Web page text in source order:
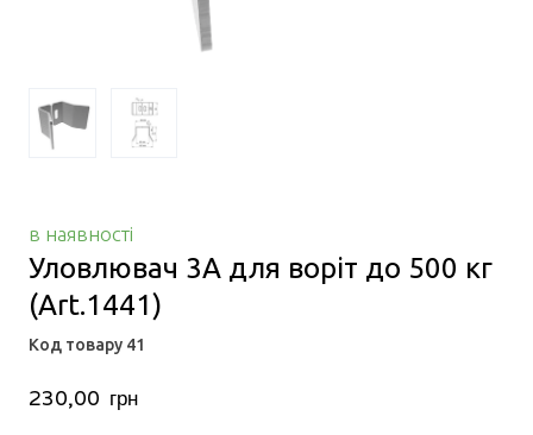
в наявності
Уловлювач 3А для воріт до 500 кг
(Art.1441)
Код товару 41
230,00  грн